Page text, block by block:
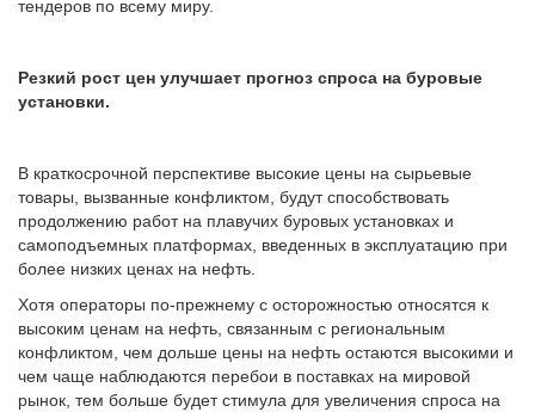
тендеров по всему миру.
Резкий рост цен улучшает прогноз спроса на буровые
установки.
В краткосрочной перспективе высокие цены на сырьевые
товары, вызванные конфликтом, будут способствовать
продолжению работ на плавучих буровых установках и
самоподъемных платформах, введенных в эксплуатацию при
более низких ценах на нефть.
Хотя операторы по-прежнему с осторожностью относятся к
высоким ценам на нефть, связанным с региональным
конфликтом, чем дольше цены на нефть остаются высокими и
чем чаще наблюдаются перебои в поставках на мировой
рынок, тем больше будет стимула для увеличения спроса на